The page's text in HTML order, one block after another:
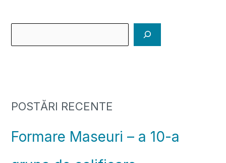
POSTĂRI RECENTE
Formare Maseuri – a 10-a